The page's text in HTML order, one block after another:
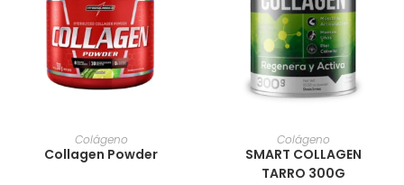
AÑADIR AL CARRITO
Colágeno
Collagen Powder
AÑADIR AL CARRITO
Colágeno
SMART COLLAGEN
TARRO 300G